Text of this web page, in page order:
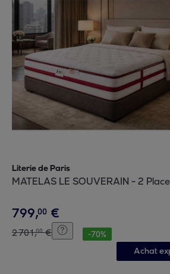
Literie de Paris
MATELAS LE SOUVERAIN - 2
799,00 €
2701,00 € -70%
Achat